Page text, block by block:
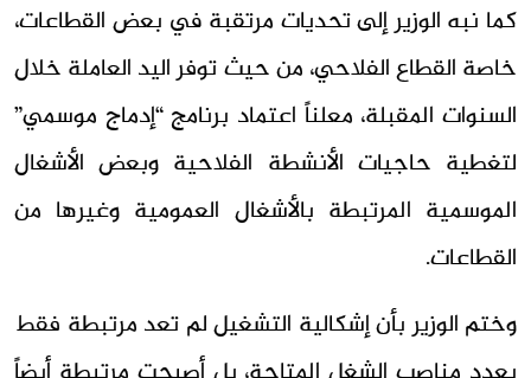
كما نبه الوزير إلى تحديات مرتقبة في بعض القطاعات،
خاصة القطاع الفلاحي، من حيث توفر اليد العاملة خلال
السنوات المقبلة، معلناً اعتماد برنامج “إدماج موسمي”
لتغطية حاجيات الأنشطة الفلاحية وبعض الأشغال
الموسمية المرتبطة بالأشغال العمومية وغيرها من
القطاعات.
وختم الوزير بأن إشكالية التشغيل لم تعد مرتبطة فقط